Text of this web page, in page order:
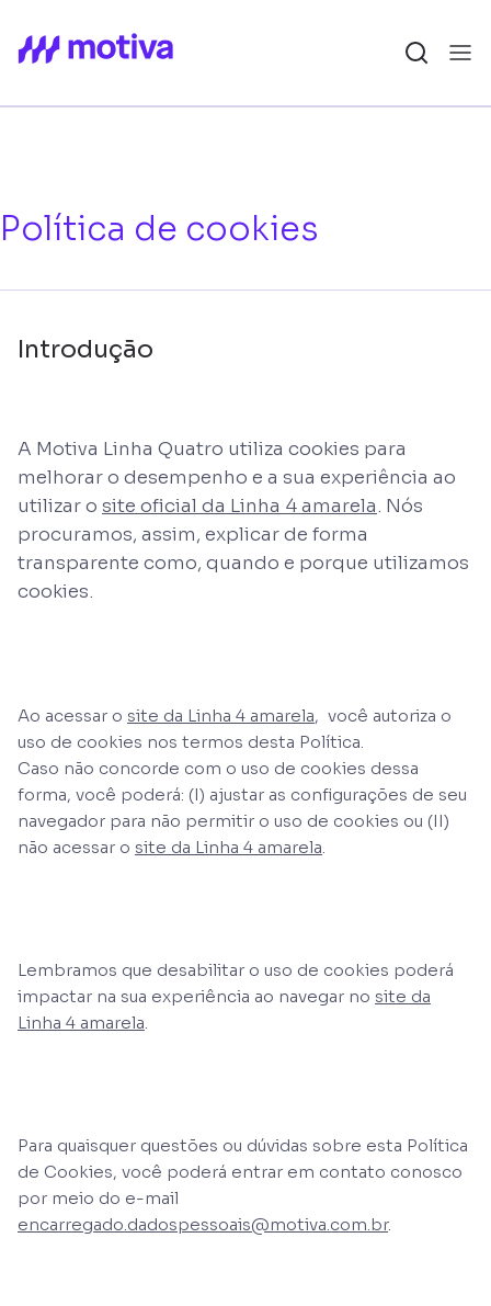
Política de cookies
Introdução
A Motiva Linha Quatro utiliza cookies para
melhorar o desempenho e a sua experiência ao
utilizar o site oficial da Linha 4 amarela. Nós
procuramos, assim, explicar de forma
transparente como, quando e porque utilizamos
cookies.
Ao acessar o site da Linha 4 amarela, você autoriza o
uso de cookies nos termos desta Política.
Caso não concorde com o uso de cookies dessa
forma, você poderá: (I) ajustar as configurações de seu
navegador para não permitir o uso de cookies ou (II)
não acessar o site da Linha 4 amarela.
Lembramos que desabilitar o uso de cookies poderá
impactar na sua experiência ao navegar no site da
Linha 4 amarela.
Para quaisquer questões ou dúvidas sobre esta Política
de Cookies, você poderá entrar em contato conosco
por meio do e-mail
encarregado.dadospessoais@motiva.com.br.